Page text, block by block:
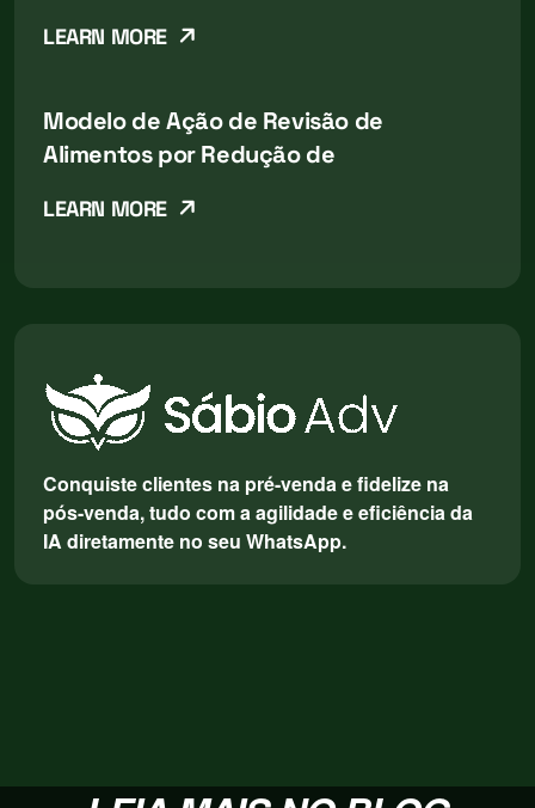
LEARN MORE
Modelo de Ação de Revisão de
Alimentos por Redução de
LEARN MORE
Conquiste clientes na pré-venda e fidelize na
pós-venda, tudo com a agilidade e eficiência da
IA diretamente no seu WhatsApp.